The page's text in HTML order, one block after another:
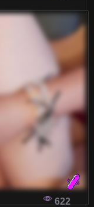
622